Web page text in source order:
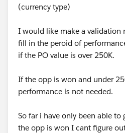
(currency type)
I would like make a validation
fill in the peroid of
if the PO value is over 250K.
If the opp is won and under
performance is not needed.
So far i have only been able
the opp is won I cant figure